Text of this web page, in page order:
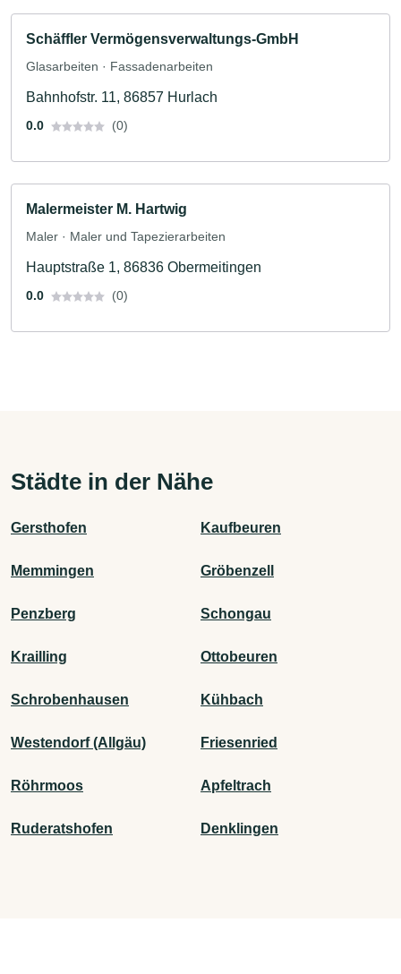
Schäffler Vermögensverwaltungs-GmbH
Glasarbeiten · Fassadenarbeiten
Bahnhofstr. 11, 86857 Hurlach
0.0 (0)
Malermeister M. Hartwig
Maler · Maler und Tapezierarbeiten
Hauptstraße 1, 86836 Obermeitingen
0.0 (0)
Städte in der Nähe
Gersthofen Kaufbeuren
Memmingen Gröbenzell
Penzberg Schongau
Krailling Ottobeuren
Schrobenhausen Kühbach
Westendorf (Allgäu) Friesenried
Röhrmoos Apfeltrach
Ruderatshofen Denklingen